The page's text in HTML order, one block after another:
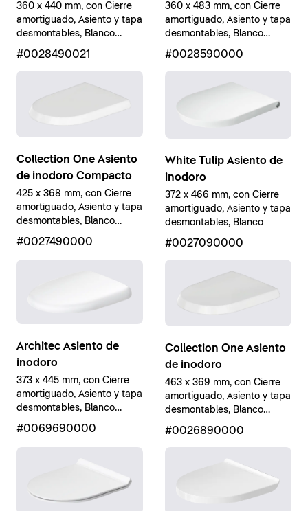
360 x 440 mm, con Cierre
amortiguado, Asiento y tapa
desmontables, Blanco
brillante
#0028490021
360 x 483 mm, con Cierre
amortiguado, Asiento y tapa
desmontables, Blanco
brillante
#0028590000
Collection One Asiento
de inodoro Compacto
425 x 368 mm, con Cierre
amortiguado, Asiento y tapa
desmontables, Blanco
brillante
#0027490000
White Tulip Asiento de
inodoro
372 x 466 mm, con Cierre
amortiguado, Asiento y tapa
desmontables, Blanco
#0027090000
Architec Asiento de
inodoro
373 x 445 mm, con Cierre
amortiguado, Asiento y tapa
desmontables, Blanco
brillante
#0069690000
Collection One Asiento
de inodoro
463 x 369 mm, con Cierre
amortiguado, Asiento y tapa
desmontables, Blanco
#0026890000